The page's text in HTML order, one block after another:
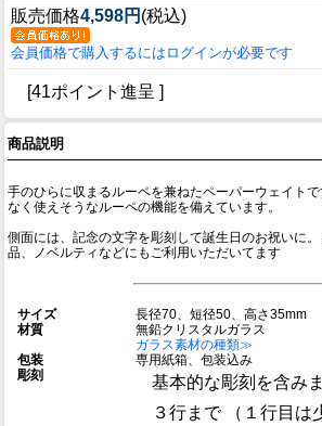
販売価格4,598円 (税込)
会員価格で購入するにはログインが必要です
[41ポイント進呈 ]
商品説明
手のひらに収まるルーペを兼ねたペーパーウェイト
なく使えそうなルーペの機能を備えています。
側面には、記念の文字を彫刻して誕生日のお祝いに
品、ノベルティなどにもご利用いただいてます
サイズ
長径70、短径50、高さ35mm
材質
無鉛クリスタルガラス
ガラス素材の種類≫
包装
専用紙箱、包装込み
彫刻
基本的な彫刻を含みま
３行まで （１行目は